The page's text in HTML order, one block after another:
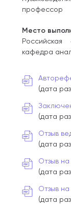
профессор
Место
кафедра
(дата
(дата
Отзыв
(дата
Отзыв
(дата
Отзыв
(дата